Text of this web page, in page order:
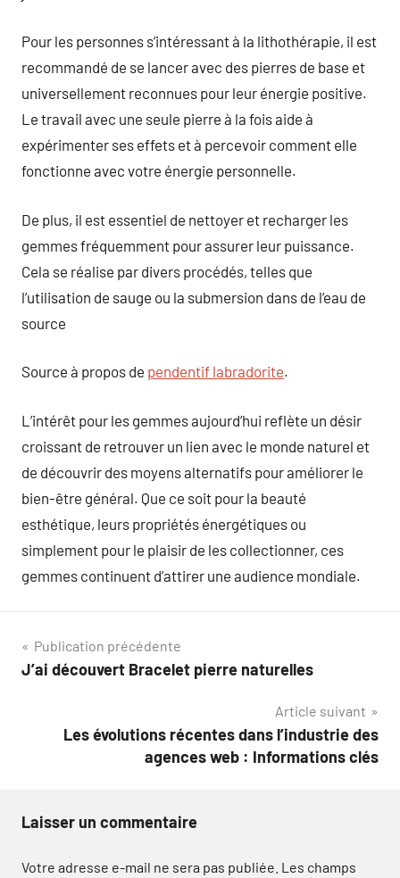
Pour les personnes s’intéressant à la lithothérapie, il est
recommandé de se lancer avec des pierres de base et
universellement reconnues pour leur énergie positive.
Le travail avec une seule pierre à la fois aide à
expérimenter ses effets et à percevoir comment elle
fonctionne avec votre énergie personnelle.
De plus, il est essentiel de nettoyer et recharger les
gemmes fréquemment pour assurer leur puissance.
Cela se réalise par divers procédés, telles que
l’utilisation de sauge ou la submersion dans de l’eau de
source
Source à propos de pendentif labradorite.
L’intérêt pour les gemmes aujourd’hui reflète un désir
croissant de retrouver un lien avec le monde naturel et
de découvrir des moyens alternatifs pour améliorer le
bien-être général. Que ce soit pour la beauté
esthétique, leurs propriétés énergétiques ou
simplement pour le plaisir de les collectionner, ces
gemmes continuent d’attirer une audience mondiale.
Navigation
de
Publication précédente
J’ai découvert Bracelet pierre naturelles
Article suivant
Les évolutions récentes dans l’industrie des
agences web : Informations clés
Laisser un commentaire
Votre adresse e-mail ne sera pas publiée. Les champs